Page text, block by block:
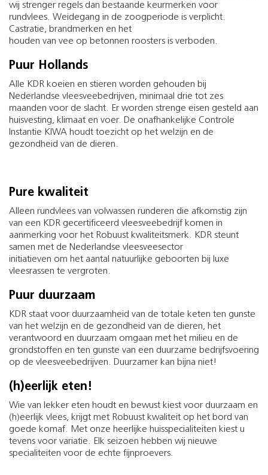
wij strenger regels dan bestaande keurmerken voor
rundvlees. Weidegang in de zoogperiode is verplicht.
Castratie, brandmerken en het
houden van vee op betonnen roosters is verboden.
Puur Hollands
Alle KDR koeien en stieren worden gehouden bij
Nederlandse vleesveebedrijven, minimaal drie tot zes
maanden voor de slacht. Er worden strenge eisen gesteld aan
huisvesting, klimaat en voer. De onafhankelijke Controle
Instantie KIWA houdt toezicht op het welzijn en de
gezondheid van de dieren.
Pure kwaliteit
Alleen rundvlees van volwassen runderen die afkomstig zijn
van een KDR gecertificeerd vleesveebedrijf komen in
aanmerking voor het Robuust kwaliteitsmerk. KDR steunt
samen met de Nederlandse vleesveesector
initiatieven om het aantal natuurlijke geboorten bij luxe
vleesrassen te vergroten.
Puur duurzaam
KDR staat voor duurzaamheid van de totale keten ten gunste
van het welzijn en de gezondheid van de dieren, het
verantwoord en duurzaam omgaan met het milieu en de
grondstoffen en ten gunste van een duurzame bedrijfsvoering
op de vleesveebedrijven. Duurzamer kan bijna niet!
(h)eerlijk eten!
Wie van lekker eten houdt en bewust kiest voor duurzaam en
(h)eerlijk vlees, krijgt met Robuust kwaliteit op het bord van
goede komaf. Met onze heerlijke huisspecialiteiten kiest u
tevens voor variatie. Elk seizoen hebben wij nieuwe
specialiteiten voor de echte fijnproevers.